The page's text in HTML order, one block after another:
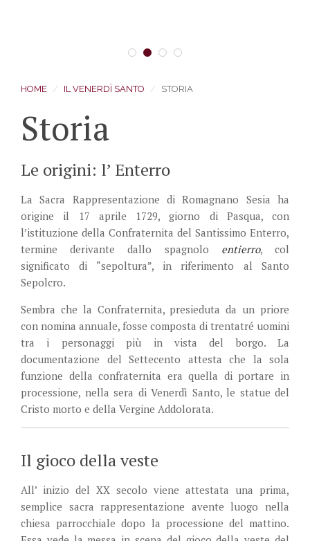
1 2 3 5
HOME IL VENERDÌ SANTO STORIA
Storia
Le origini: l’ Enterro
La Sacra Rappresentazione di Romagnano Sesia ha
origine il 17 aprile 1729, giorno di Pasqua, con
l’istituzione della Confraternita del Santissimo Enterro,
termine derivante dallo spagnolo entierro, col
significato di “sepoltura”, in riferimento al Santo
Sepolcro.
Sembra che la Confraternita, presieduta da un priore
con nomina annuale, fosse composta di trentatré uomini
tra i personaggi più in vista del borgo. La
documentazione del Settecento attesta che la sola
funzione della confraternita era quella di portare in
processione, nella sera di Venerdì Santo, le statue del
Cristo morto e della Vergine Addolorata.
Il gioco della veste
All’ inizio del XX secolo viene attestata una prima,
semplice sacra rappresentazione avente luogo nella
chiesa parrocchiale dopo la processione del mattino.